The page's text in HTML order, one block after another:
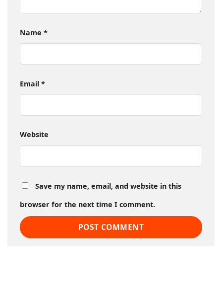
Name *
Email *
Website
Save my name, email, and website in this
browser for the next time I comment.